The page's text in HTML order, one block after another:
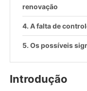
renovação
A falta de
Os possíveis
Introdução